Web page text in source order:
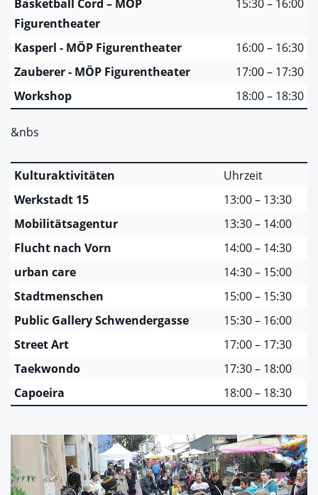
Basketball Cord – MÖP
Figurentheater
15:30 – 16:00
Kasperl - MÖP Figurentheater
16:00 – 16:30
Zauberer - MÖP Figurentheater
17:00 – 17:30
Workshop
18:00 – 18:30
&nbs
Kulturaktivitäten
Uhrzeit
Werkstadt 15
13:00 – 13:30
Mobilitätsagentur
13:30 – 14:00
Flucht nach Vorn
14:00 – 14:30
urban care
14:30 – 15:00
Stadtmenschen
15:00 – 15:30
Public Gallery Schwendergasse
15:30 – 16:00
Street Art
17:00 – 17:30
Taekwondo
17:30 – 18:00
Capoeira
18:00 – 18:30